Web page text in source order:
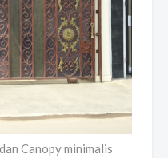
Canopy minimalis